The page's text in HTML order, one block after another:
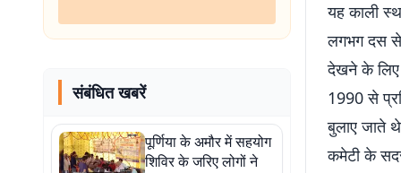
संबंधित खबरें
पूर्णिया के अमौर में सहयोग
शिविर के जरिए लोगों ने
यह काली
लगभग दस से
देखने के लिए
1990 से
बुलाए जाते
कमेटी के